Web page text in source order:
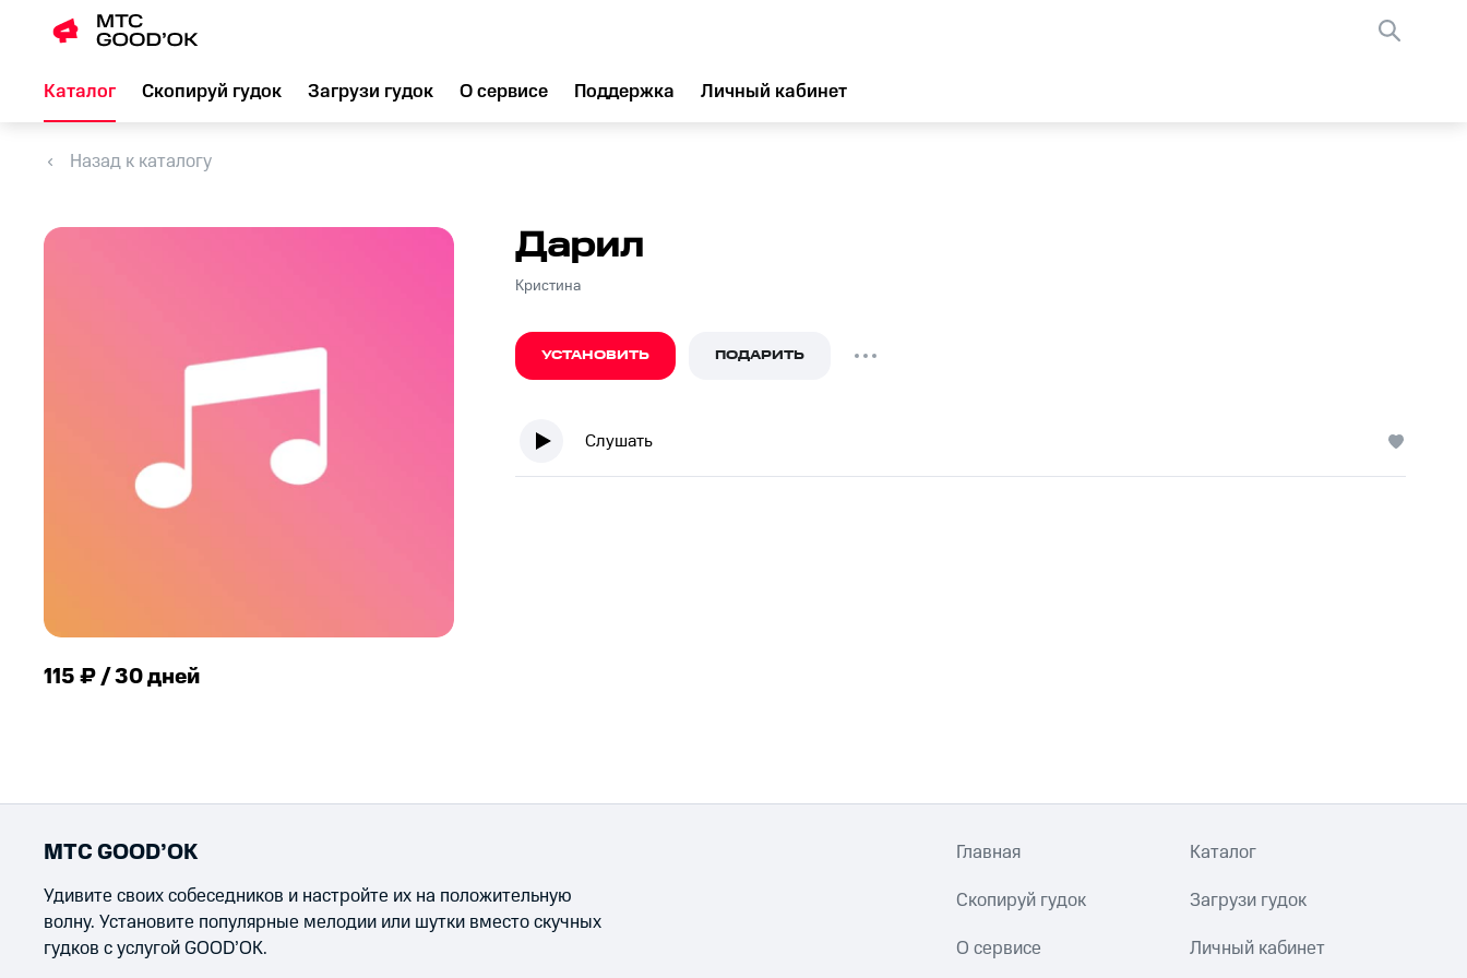
Каталог Скопируй гудок Загрузи гудок О сервисе Поддержка Личный кабинет
Назад к каталогу
115 ₽ / 30 дней
Дарил
Кристина
УСТАНОВИТЬ ПОДАРИТЬ
Слушать
МТС GOOD’OK
Удивите своих собеседников и настройте их на положительную
волну. Установите популярные мелодии или шутки вместо скучных
гудков с услугой GOOD’OK.
Главная Каталог
Скопируй гудок Загрузи гудок
О сервисе Личный кабинет